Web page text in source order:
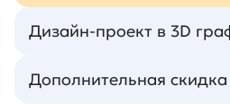
Дизайн-проект в 3D
Дополнительная